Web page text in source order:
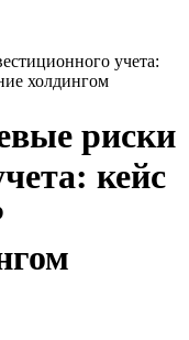
учета:
холдингом
риски
кейс